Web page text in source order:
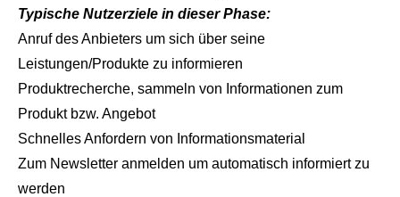
Typische Nutzerziele in dieser Phase:
Anruf des Anbieters um sich über seine
Leistungen/Produkte zu informieren
Produktrecherche, sammeln von Informationen zum
Produkt bzw. Angebot
Schnelles Anfordern von Informationsmaterial
Zum Newsletter anmelden um automatisch informiert zu
werden